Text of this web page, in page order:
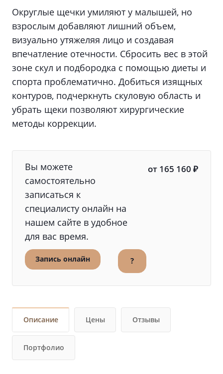
Округлые щечки умиляют у малышей, но
взрослым добавляют лишний объем,
визуально утяжеляя лицо и создавая
впечатление отечности. Сбросить вес в этой
зоне скул и подбородка с помощью диеты и
спорта проблематично. Добиться изящных
контуров, подчеркнуть скуловую область и
убрать щеки позволяют хирургические
методы коррекции.
Вы можете
самостоятельно
записаться к
специалисту онлайн на
нашем сайте в удобное
для вас время.
от 165 160 ₽
Запись онлайн ?
Описание Цены Отзывы
Портфолио